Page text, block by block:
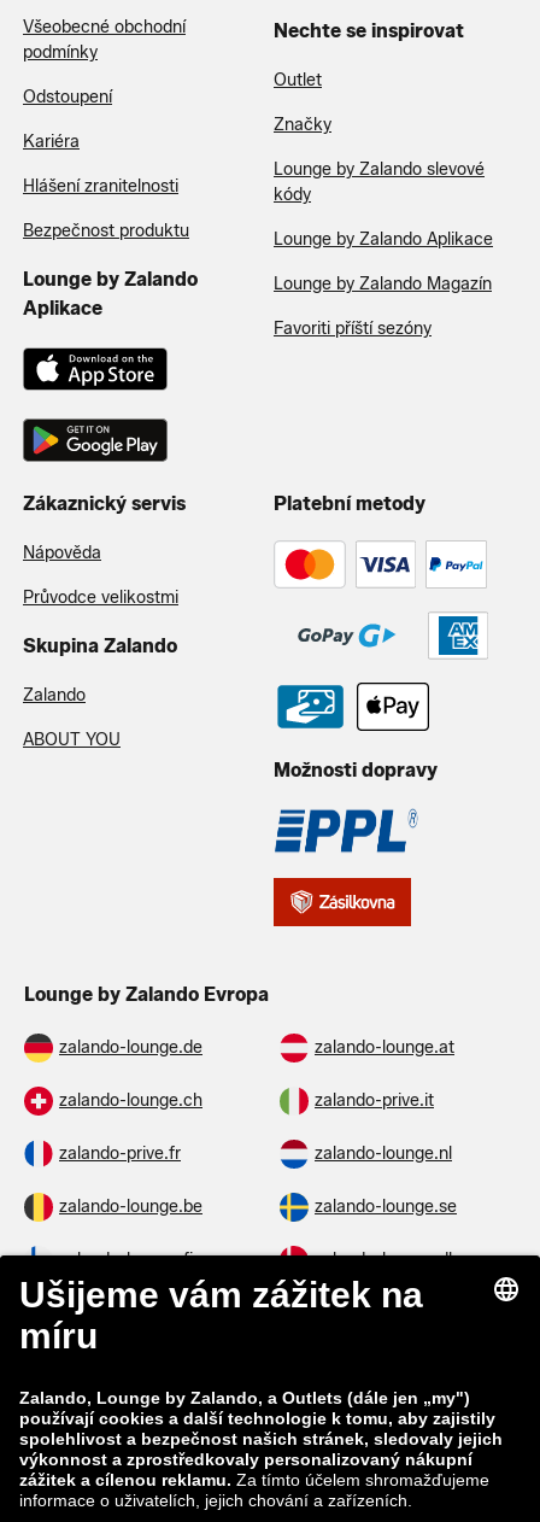
Všeobecné obchodní
podmínky
Odstoupení
Kariéra
Hlášení zranitelnosti
Bezpečnost produktu
Lounge by Zalando
Aplikace
Nechte se inspirovat
Outlet
Značky
Lounge by Zalando slevové
kódy
Lounge by Zalando Aplikace
Lounge by Zalando Magazín
Favoriti příští sezóny
Zákaznický servis
Nápověda
Průvodce velikostmi
Skupina Zalando
Zalando
ABOUT YOU
Platební metody
Možnosti dopravy
Lounge by Zalando Evropa
zalando-lounge.de zalando-lounge.at
zalando-lounge.ch zalando-prive.it
zalando-prive.fr zalando-lounge.nl
zalando-lounge.be zalando-lounge.se
zalando-lounge.fi zalando-lounge.dk
zalando-lounge.co.uk zalando-lounge.pl
zalando-lounge.lt zalando-lounge.sk
zalando-lounge.ro zalando-lounge.hr